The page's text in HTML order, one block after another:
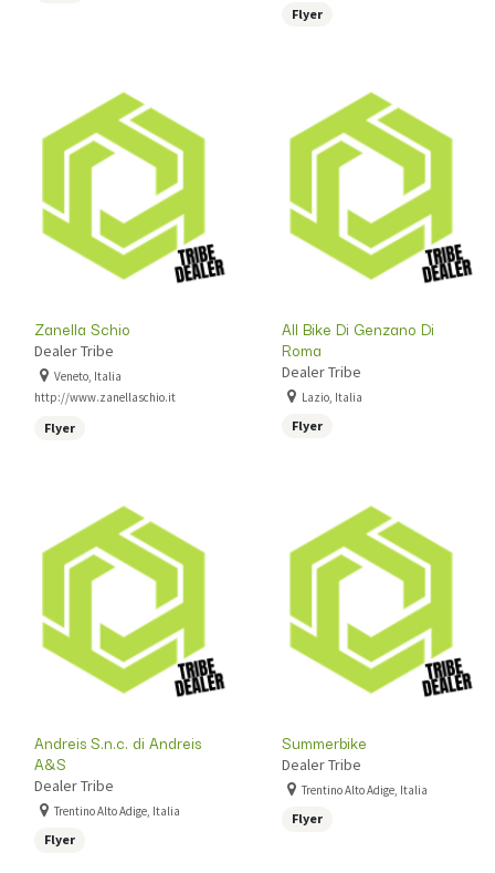
Flyer
Zanella Schio
Dealer Tribe
Veneto, Italia
http://www.zanellaschio.it
Flyer
All Bike Di Genzano Di
Roma
Dealer Tribe
Lazio, Italia
Flyer
Andreis S.n.c. di Andreis
A&S
Dealer Tribe
Trentino Alto Adige, Italia
Flyer
Summerbike
Dealer Tribe
Trentino Alto Adige, Italia
Flyer